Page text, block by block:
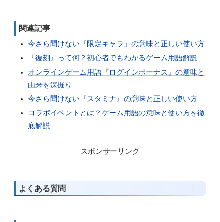
関連記事
今さら聞けない『限定キャラ』の意味と正しい使い方
『復刻』って何？初心者でもわかるゲーム用語解説
オンラインゲーム用語『ログインボーナス』の意味と
由来を深掘り
今さら聞けない『スタミナ』の意味と正しい使い方
コラボイベントとは？ゲーム用語の意味と使い方を徹
底解説
スポンサーリンク
よくある質問